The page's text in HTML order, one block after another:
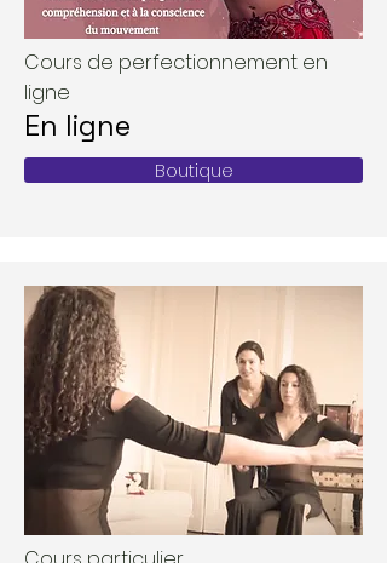
Cours de perfectionnement en
ligne
En ligne
Boutique